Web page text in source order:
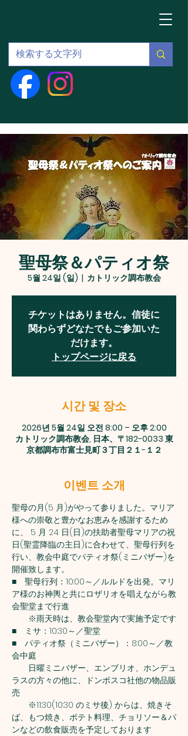
聖母祭＆パティオ祭
5월 24일 (일)
  |
カトリック調布教会
チケットはありません。信徒に
関わらずどなたでもご参加いた
だけます。
トップページに戻る
시간 및 장소
2026년 5월 24일 오전 8:00 – 오후 2:00
カトリック調布教会, 日本、〒182-0033 東
京都調布市富士見町３丁目２１−１２
이벤트 소개
聖母の月(5 月)がやって参りました。マリア
様への崇敬と豊かなお恵みを感謝するため
に、 5 月 24 日(日)の扶助者聖母マリアの祝
日(聖霊降臨の主日)に合わせて、聖母行列を
行い、教会中庭でパティオ祭(ミニバザー)を
開催致します。
■　聖母行列：10:00～／ルルドを出発。マリ
ア様のお神輿と共にロザリオを唱えながら教
会聖堂まで行進
※雨天時は、教会聖堂内で実施予定です
■　ミサ：10:30～／聖堂
■　パティオ祭（ミニバザー）：8:00～／教
会中庭
日曜ミニバザー、エンブリオ、ホンデュ
ラスの方々の他に、ドンボスコ社他の物品販
売
※11:30(10:30 のミサ後) からは、焼きそ
ば、もつ焼き、ポテト料理、チョリソー＆パ
ンなどの飲食販売を予定しております